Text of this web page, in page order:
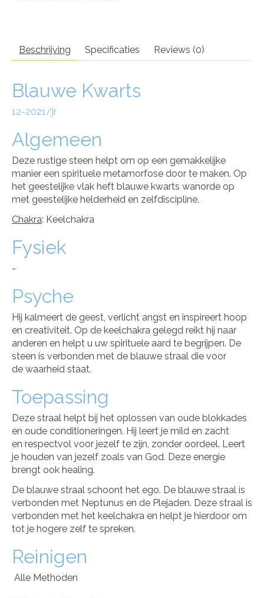
Beschrijving Specificaties Reviews (0)
Blauwe Kwarts
12-2021/jr
Algemeen
Deze rustige steen helpt om op een gemakkelijke
manier een spirituele metamorfose door te maken. Op
het geestelijke vlak heft blauwe kwarts wanorde op
met geestelijke helderheid en zelfdiscipline.
Chakra: Keelchakra
Fysiek
-
Psyche
Hij kalmeert de geest, verlicht angst en inspireert hoop
en creativiteit. Op de keelchakra gelegd reikt hij naar
anderen en helpt u uw spirituele aard te begrijpen. De
steen is verbonden met de blauwe straal die voor
de waarheid staat.
Toepassing
Deze straal helpt bij het oplossen van oude blokkades
en oude conditioneringen. Hij leert je mild en zacht
en respectvol voor jezelf te zijn, zonder oordeel. Leert
je houden van jezelf zoals van God. Deze energie
brengt ook healing.
De blauwe straal schoont het ego. De blauwe straal is
verbonden met Neptunus en de Plejaden. Deze straal is
verbonden met het keelchakra en helpt je hierdoor om
tot je hogere zelf te spreken.
Reinigen
Alle Methoden